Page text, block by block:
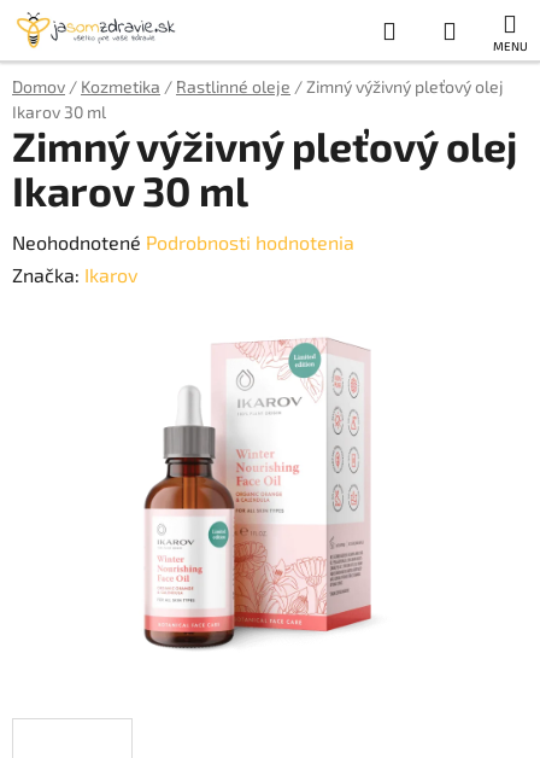
Prejsť
obsah
Hľadať
KOŠÍK
Domov / Kozmetika / Rastlinné oleje / Zimný výživný pleťový olej
Ikarov 30 ml
Zimný výživný pleťový olej
Ikarov 30 ml
Priemerné
hodnotenie
Neohodnotené Podrobnosti hodnotenia
Značka: Ikarov